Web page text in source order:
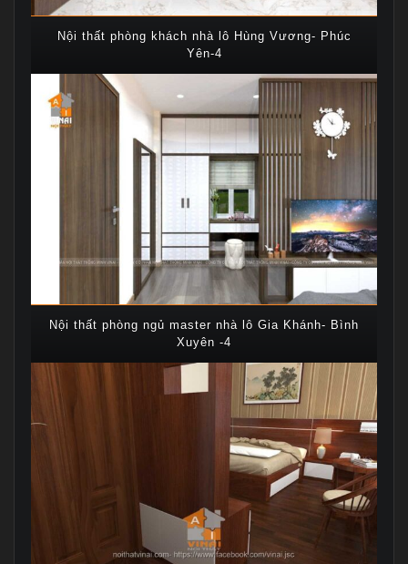
Nội thất phòng khách nhà lô Hùng Vương- Phúc
Yên-4
Nội thất phòng ngủ master nhà lô Gia Khánh- Bình
Xuyên -4